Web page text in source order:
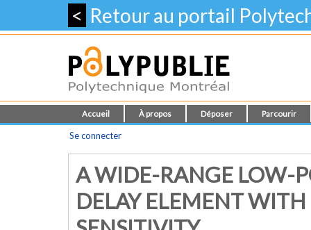
< Retour au portail
Accueil À propos Déposer Parcourir
Se connecter
A WIDE-RANGE LOW-
DELAY ELEMENT